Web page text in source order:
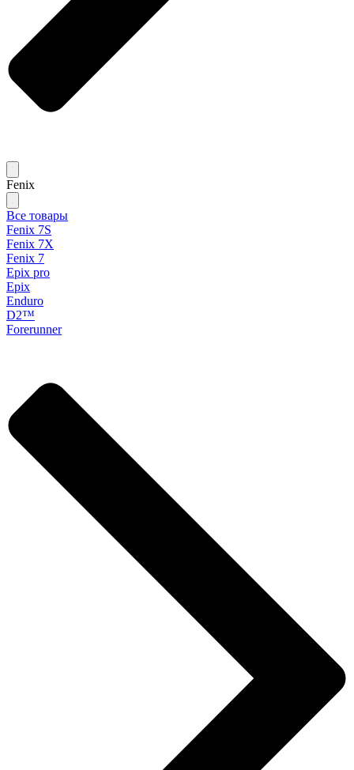
Fenix
Все товары
Fenix 7S
Fenix 7X
Fenix 7
Epix pro
Epix
Enduro
D2™
Forerunner